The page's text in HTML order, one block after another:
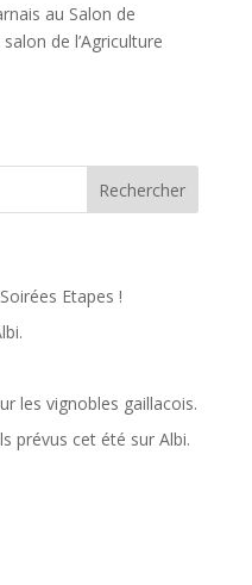
au Salon de
de l’Agriculture
Etapes !
les vignobles gaillacois.
prévus cet été sur Albi.